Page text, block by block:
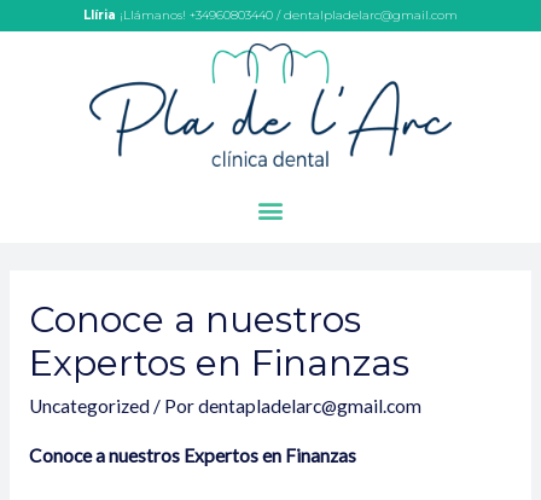
Llíria ¡Llámanos! +34960803440 / dentalpladelarc@gmail.com
Conoce a nuestros
Expertos en Finanzas
Uncategorized/ Pordentapladelarc@gmail.com
Conoce a nuestros Expertos en Finanzas